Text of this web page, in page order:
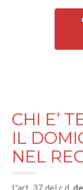
CHI E’
IL
NEL
L'art. 37 del c.d.